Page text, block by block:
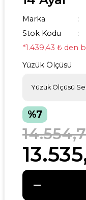
Marka
Stok Kodu
*1.439,43 ₺ den
Yüzük Ölçüsü
%7